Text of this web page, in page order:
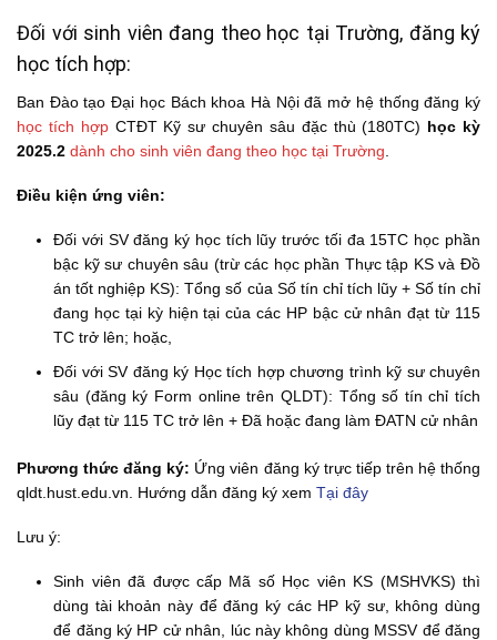
Đối với sinh viên đang theo học tại Trường, đăng ký
học tích hợp:
Ban Đào tạo Đại học Bách khoa Hà Nội đã mở hệ thống đăng ký
học tích hợpCTĐT Kỹ sư chuyên sâu đặc thù (180TC) học kỳ
2025.2 dành cho sinh viên đang theo học tại Trường
Điều kiện ứng viên:
Đối với SV đăng ký học tích lũy trước tối đa 15TC học phần
bậc kỹ sư chuyên sâu (trừ các học phần Thực tập KS và Đồ
án tốt nghiệp KS): Tổng số của Số tín chỉ tích lũy + Số tín chỉ
đang học tại kỳ hiện tại của các HP bậc cử nhân đạt từ 115
TC trở lên; hoặc,
Đối với SV đăng ký Học tích hợp chương trình kỹ sư chuyên
sâu (đăng ký Form online trên QLDT): Tổng số tín chỉ tích
lũy đạt từ 115 TC trở lên + Đã hoặc đang làm ĐATN cử nhân
Phương thức đăng ký: Ứng viên đăng ký trực tiếp trên hệ thống
qldt.hust.edu.vn. Hướng dẫn đăng ký xem Tại đây
Lưu ý:
Sinh viên đã được cấp Mã số Học viên KS (MSHVKS) thì
dùng tài khoản này để đăng ký các HP kỹ sư, không dùng
để đăng ký HP cử nhân, lúc này không dùng MSSV để đăng